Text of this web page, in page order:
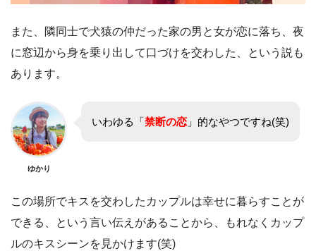
また、隣同士で犬猿の仲だった家の男と女が恋に落ち、夜
に窓辺から身を乗り出して口づけを交わした、という説も
あります。
ゆかり
いわゆる「禁断の恋 」的なやつですね(笑)
この場所でキスを交わしたカップルは幸せに暮らすことが
できる、という言い伝えがあることから、もれなくカップ
ルのキスシーンを見かけます(笑)